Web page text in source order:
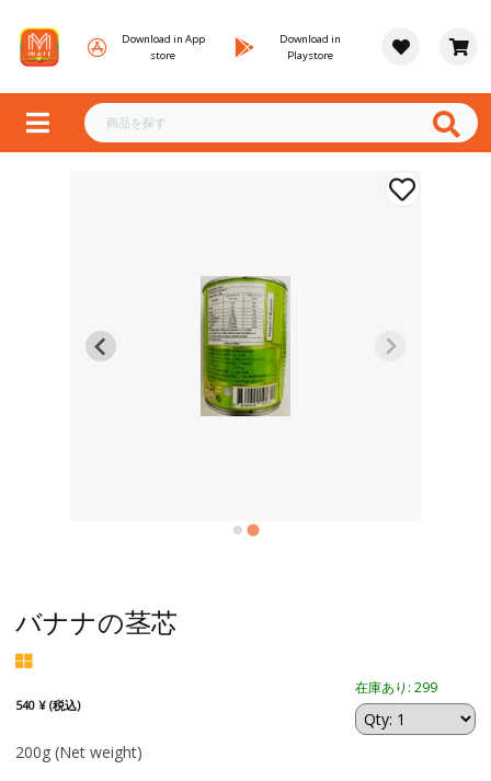
Download in App
store
Download in
Playstore
バナナの茎芯
540 ¥ (税込)
在庫あり: 299
200g (Net weight)